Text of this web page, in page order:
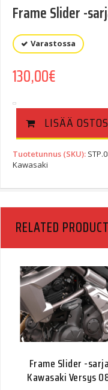
Frame Slider -
Varastossa
130,00€
LISÄÄ
Tuotetunnus (SKU):
Kawasaki
RELATED
Frame Slider -
Kawasaki Versys